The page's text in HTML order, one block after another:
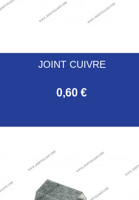
JOINT CUIVRE
0,60 €